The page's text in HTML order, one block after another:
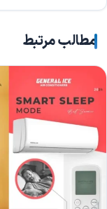
مطالب مرتبط